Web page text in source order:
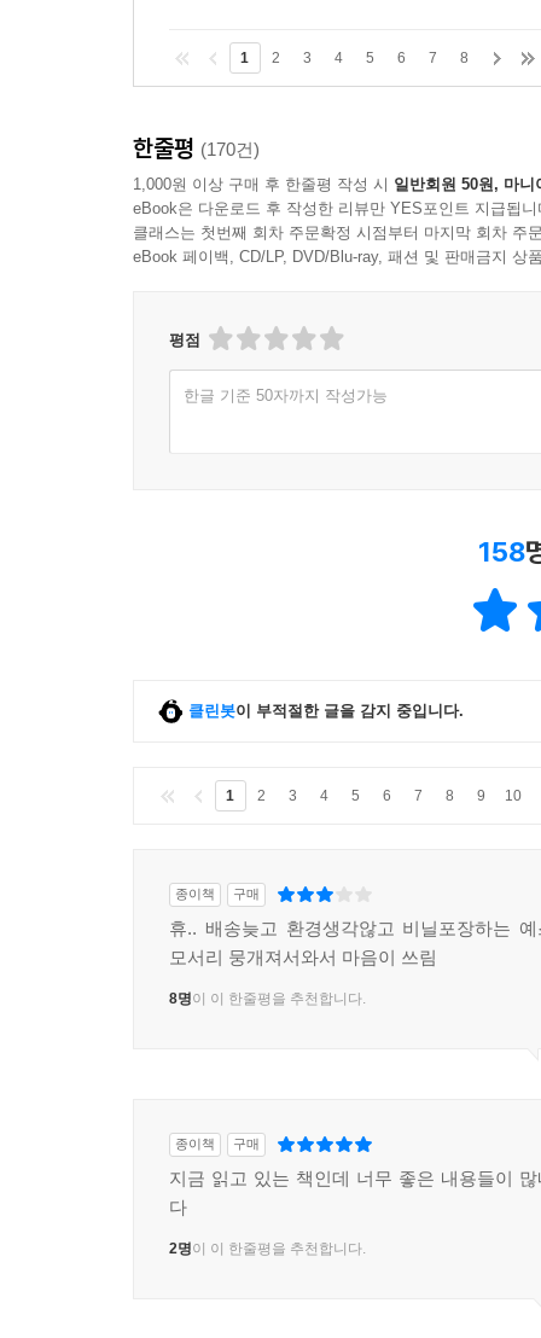
1 2 3 4 5 6 7 8
한줄평 (170건)
1,000원 이상 구매 후 한줄평 작성 시 일반회원 50원, 마니
eBook은 다운로드 후 작성한 리뷰만 YES포인트 지급됩니
클래스는 첫번째 회차 주문확정 시점부터 마지막 회차 주
eBook 페이백, CD/LP, DVD/Blu-ray, 패션 및 판매금지 상
평점
한글 기준 50자까지 작성가능
158
클린봇이 부적절한 글을 감지 중입니다.
1 2 3 4 5 6 7 8 9 10
종이책 구매
휴.. 배송늦고 환경생각않고 비닐포장하는 예
모서리 뭉개져서와서 마음이 쓰림
8명이 이 한줄평을 추천합니다.
종이책 구매
지금 읽고 있는 책인데 너무 좋은 내용들이
다
2명이 이 한줄평을 추천합니다.